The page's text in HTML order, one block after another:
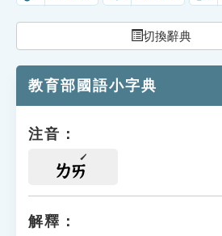
貓頭鷹博士
切換辭典
教育部國語小字典
注音：
ㄌㄞ
解釋：